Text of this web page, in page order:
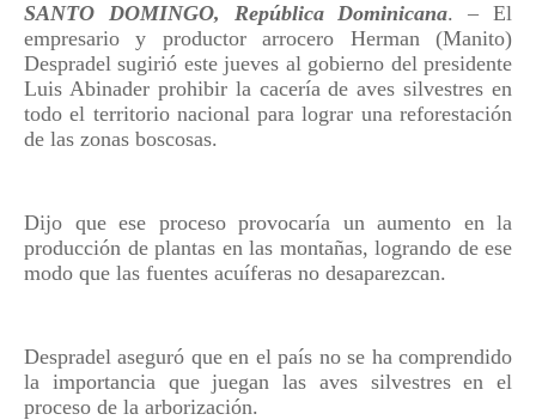
SANTO DOMINGO, República Dominicana. – El
empresario y productor arrocero Herman (Manito)
Despradel sugirió este jueves al gobierno del presidente
Luis Abinader prohibir la cacería de aves silvestres en
todo el territorio nacional para lograr una reforestación
de las zonas boscosas.
Dijo que ese proceso provocaría un aumento en la
producción de plantas en las montañas, logrando de ese
modo que las fuentes acuíferas no desaparezcan.
Despradel aseguró que en el país no se ha comprendido
la importancia que juegan las aves silvestres en el
proceso de la arborización.